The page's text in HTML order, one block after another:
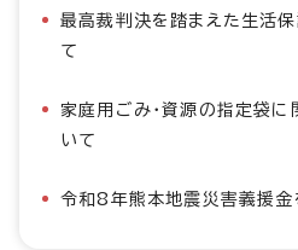
最高裁判決を踏まえた生活
て
家庭用ごみ・資源の指定袋
いて
令和8年熊本地震災害義援金